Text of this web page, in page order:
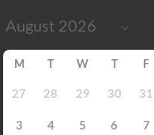
M W F
27 28 29 30 31
3 4 5 6 7